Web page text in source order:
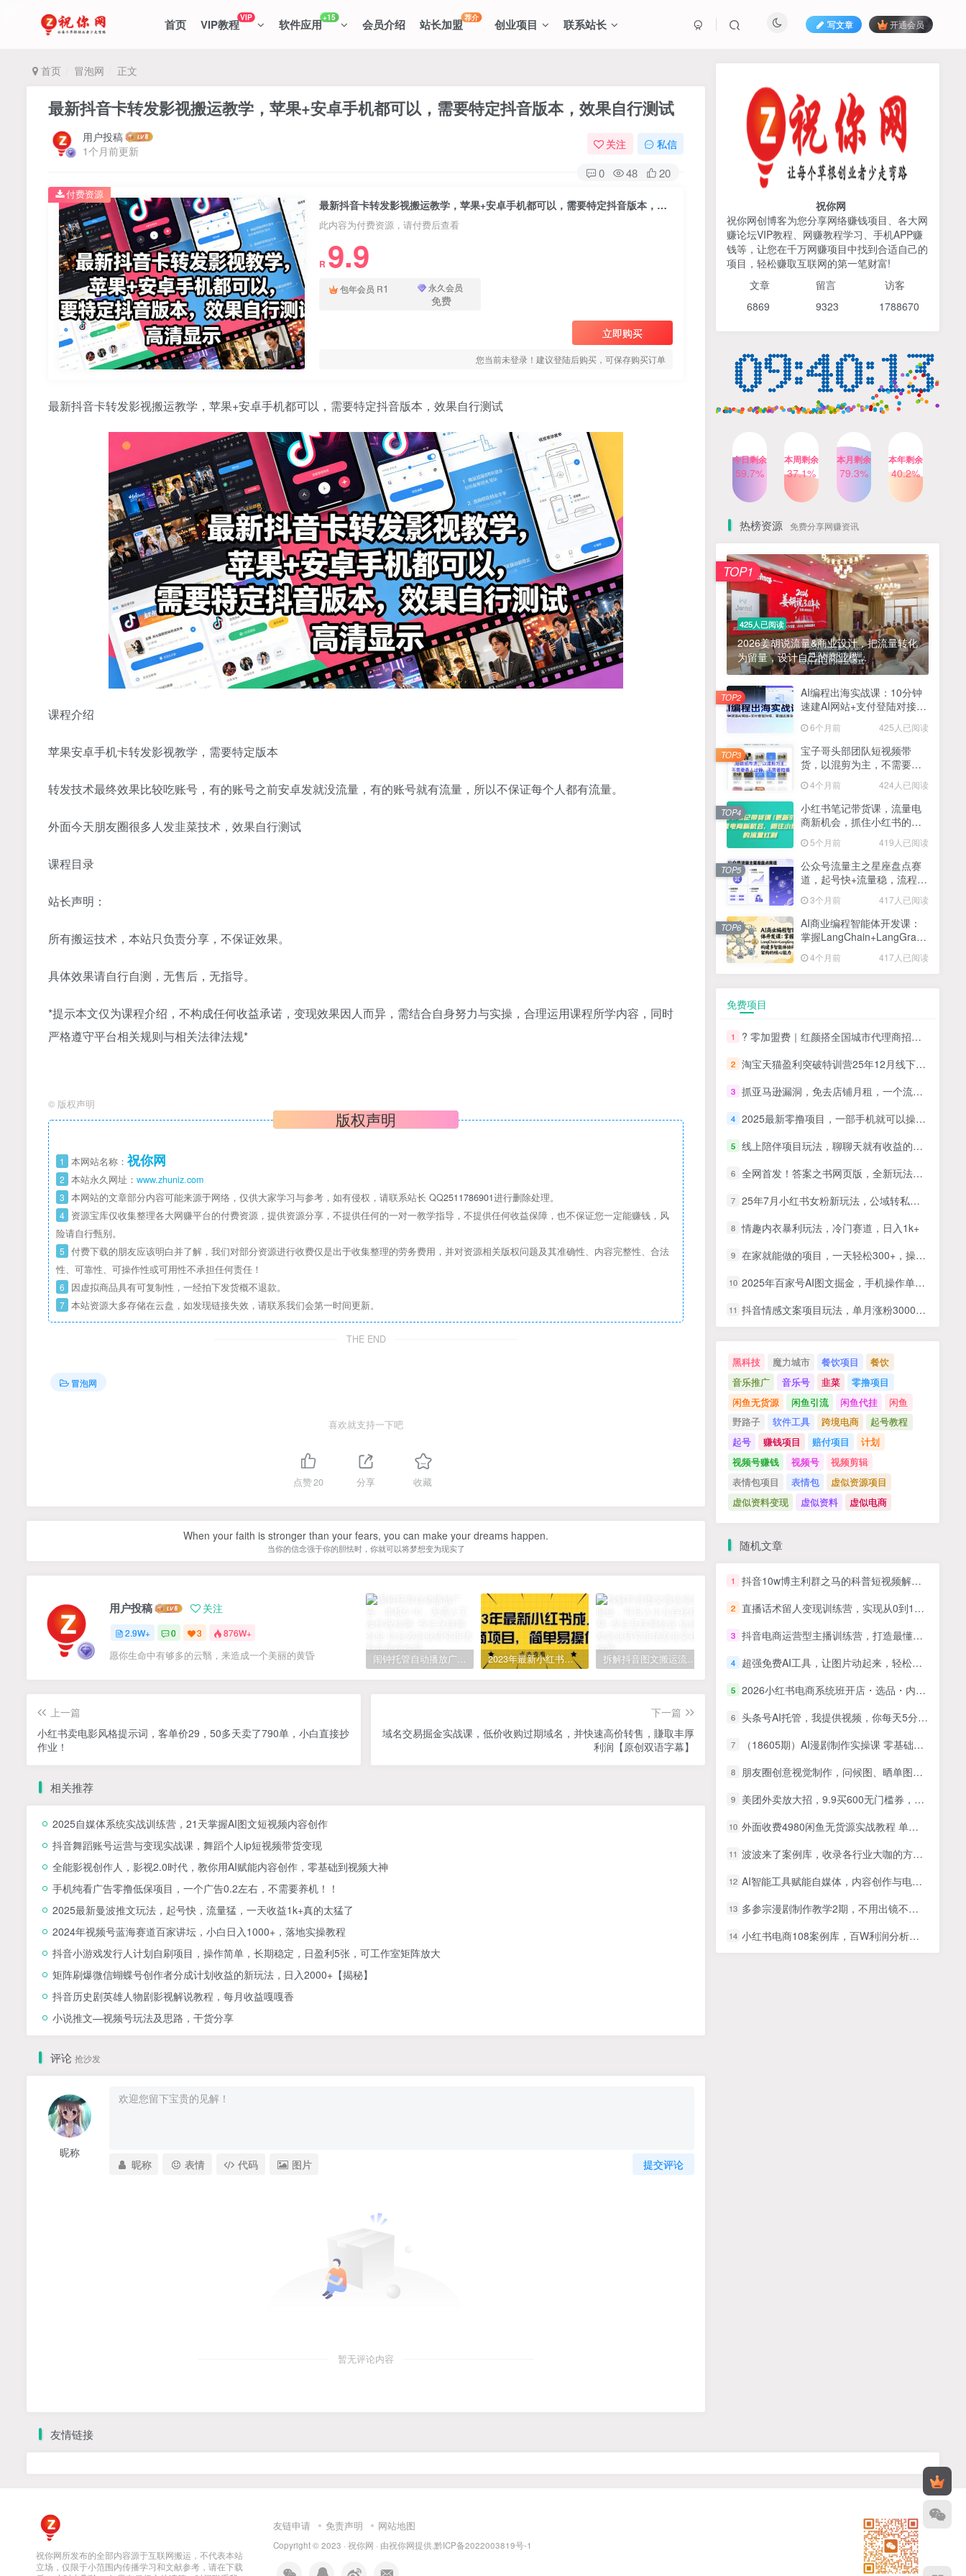
首页 VIP教程VIP 软件应用+15 会员介绍 站长加盟荐介 创业项目 联系站长 写文章 开通会员
首页 冒泡网 正文
最新抖音卡转发影视搬运教学，苹果+安卓手机都可以，需要特定抖音版本，效果自行测试
用户投稿
1个月前更新
关注 私信
0 48 20
最新抖音卡转发影视搬运教学，苹果+安卓手机都可以，需要特定抖音版本，效果自行测试
此内容为付费资源，请付费后查看
R 9.9
包年会员 R1 永久会员
免费
立即购买
您当前未登录！建议登陆后购买，可保存购买订单
付费资源
最新抖音卡转发影视搬运教学，苹果+安卓手机都可以，需要特定抖音版本，效果自行测试
课程介绍
苹果安卓手机卡转发影视教学，需要特定版本
转发技术最终效果比较吃账号，有的账号之前安卓发就没流量，有的账号就有流量，所以不保证每个人都有流量。
外面今天朋友圈很多人发韭菜技术，效果自行测试
课程目录
站长声明：
所有搬运技术，本站只负责分享，不保证效果。
具体效果请自行自测，无售后，无指导。
*提示本文仅为课程介绍，不构成任何收益承诺，变现效果因人而异，需结合自身努力与实操，合理运用课程所学内容，同时
严格遵守平台相关规则与相关法律法规*
© 版权声明
版权声明
1 本网站名称： 祝你网
2 本站永久网址： www.zhuniz.com
3 本网站的文章部分内容可能来源于网络，仅供大家学习与参考，如有侵权，请联系站长 QQ2511786901进行删除处理。
4 资源宝库仅收集整理各大网赚平台的付费资源，提供资源分享，不提供任何的一对一教学指导，不提供任何收益保障，也不保证您一定能赚钱，风
险请自行甄别。
5 付费下载的朋友应该明白并了解，我们对部分资源进行收费仅是出于收集整理的劳务费用，并对资源相关版权问题及其准确性、内容完整性、合法
性、可靠性、可操作性或可用性不承担任何责任！
6 因虚拟商品具有可复制性，一经拍下发货概不退款。
7 本站资源大多存储在云盘，如发现链接失效，请联系我们会第一时间更新。
THE END
冒泡网
喜欢就支持一下吧
点赞20 分享 收藏
When your faith is stronger than your fears, you can make your dreams happen.
当你的信念强于你的胆怯时，你就可以将梦想变为现实了
用户投稿 关注
2.9W+ 0 3 876W+
愿你生命中有够多的云翳，来造成一个美丽的黄昏 闹钟托管自动播放广告，单机5-10，无需人工操作 2023年最新小红书成人电商项目，简单易操作【详细教程】 拆解抖音图文搬运流量掘金，可日入小几百 快手星火计划项目玩法，零门槛，单视频收益5000+，保姆级教程
上一篇
小红书卖电影风格提示词，客单价29，50多天卖了790单，小白直接抄
作业！
下一篇
域名交易掘金实战课，低价收购过期域名，并快速高价转售，賺取丰厚
利润【原创双语字幕】
相关推荐
2025自媒体系统实战训练营，21天掌握AI图文短视频内容创作
抖音舞蹈账号运营与变现实战课，舞蹈个人ip短视频带货变现
全能影视创作人，影视2.0时代，教你用AI赋能内容创作，​零基础到视频大神
手机纯看广告零撸低保项目，一个广告0.2左右，不需要养机！！
2025最新曼波推文玩法，起号快，流量猛，一天收益1k+真的太猛了
2024年视频号蓝海赛道百家讲坛，小白日入1000+，落地实操教程
抖音小游戏发行人计划自刷项目，操作简单，长期稳定，日盈利5张，可工作室矩阵放大
矩阵刷爆微信蝴蝶号创作者分成计划收益的新玩法，日入2000+【揭秘】
抖音历史剧英雄人物剧影视解说教程，每月收益嘎嘎香
小说推文—视频号玩法及思路，干货分享
评论 抢沙发
昵称
提交评论
昵称 表情 代码 图片
暂无评论内容
425人已阅读
2026姜胡说流量&商业设计，把流量转化
为留量，设计自己的商业模...
TOP1
AI编程出海实战课：10分钟
速建AI网站+支付登陆对接，
掌握出海全流程
6个月前 425人已阅读
TOP2
货，以混剪为主，不需要真
小红书笔记带货课，流量电
商新机会，抓住小红书的流
量红利(更新26年2月)
5个月前 419人已阅读
TOP4
公众号流量主之星座盘点赛
3个月前
TOP5
AI商业编程智能体开发课：
掌握LangChain+LangGraph
构建多智能体协同架构的核
4个月前 417人已阅读
TOP6
1 ? 零加盟费｜红颜搭全国城市代理商招募正式启动！
淘宝天猫盈利突破特训营25年12月线下课，系统性的深度剖析电商企业经营之道，打造电商标准化运营体系
3 抓亚马逊漏洞，免去店铺月租，一个流量大竞争小，让你有机会成大卖的赛道
2025最新零撸项目，一部手机就可以操作，20秒一单，零投入纯薅羊毛，无门槛，一天200+【揭秘】
5 线上陪伴项目玩法，聊聊天就有收益的项目，一个月收益5000+
6 全网首发！答案之书网页版，全新玩法，搭配文档和网页，日入1k+零门槛小白首选副业
7 25年7月小红书女粉新玩法，公域转私域变现，日轻松变现2张+，5分钟简单复制好上手
8 情趣内衣暴利玩法，冷门赛道，日入1k+
9 在家就能做的项目，一天轻松300+，操作简单上手快
10 2025年百家号AI图文掘金，手机操作单号月入4-5位数，低门槛【附指令+工具】
抖音情感文案项目玩法，单月涨粉3000+，新手小白也能做
祝你网
祝你网创博客为您分享网络赚钱项目、各大网
赚论坛VIP教程、网赚教程学习、手机APP赚
钱等，让您在千万网赚项目中找到合适自己的
项目，轻松赚取互联网的第一笔财富!
文章 留言 访客
6869 9323 1788670
今日剩余
59.7%
本周剩余
37.1%
本月剩余
79.3%
本年剩余
40.2%
热榜资源 免费分享网赚资讯
425人已阅读
2026姜胡说流量&商业设计，把流量转化
为留量，设计自己的商业模...
TOP1
AI编程出海实战课：10分钟
速建AI网站+支付登陆对接，
6个月前 425人已阅读
TOP2
宝子哥头部团队短视频带
货，以混剪为主，不需要真
26年3月】
4个月前 424人已阅读
TOP3
小红书笔记带货课，流量电
商新机会，抓住小红书的流
5个月前 419人已阅读
TOP4
公众号流量主之星座盘点赛
道，起号快+流量稳，流程简
3个月前 417人已阅读
TOP5
AI商业编程智能体开发课：
掌握LangChain+LangGraph
心能力
4个月前 417人已阅读
TOP6
免费项目
1 ? 零加盟费｜红颜搭全国城市代理商招募正式启动！
2 淘宝天猫盈利突破特训营25年12月线下课，系统性的深度剖析电商企业经营之道，打造电商标准化运营体系
3 抓亚马逊漏洞，免去店铺月租，一个流量大竞争小，让你有机会成大卖的赛道
4 2025最新零撸项目，一部手机就可以操作，20秒一单，零投入纯薅羊毛，无门槛，一天200+【揭秘】
5 线上陪伴项目玩法，聊聊天就有收益的项目，一个月收益5000+
6 全网首发！答案之书网页版，全新玩法，搭配文档和网页，日入1k+零门槛小白首选副业
7 25年7月小红书女粉新玩法，公域转私域变现，日轻松变现2张+，5分钟简单复制好上手
8 情趣内衣暴利玩法，冷门赛道，日入1k+
9 在家就能做的项目，一天轻松300+，操作简单上手快
10 2025年百家号AI图文掘金，手机操作单号月入4-5位数，低门槛【附指令+工具】
11 抖音情感文案项目玩法，单月涨粉3000+，新手小白也能做
黑科技 魔力城市 餐饮项目
餐饮
音乐推广
音乐号 韭菜
零撸项目
闲鱼无货源
闲鱼引流 闲鱼代挂
闲鱼
野路子
软件工具 跨境电商
起号教程
起号
赚钱项目 赔付项目
计划
视频号赚钱
视频号
视频剪辑
表情包项目
表情包
虚似资源项目
虚似资料变现
虚似资料 虚似电商
随机文章
1 抖音10w博主利群之马的科普短视频解说，手把手教你解锁伙伴计划+精选独家收益，从素材到成片全流程
2 直播话术留人变现训练营，实现从0到1的全流程开播部署，助你在知识付费3.0时代打造高转化IP，引爆直播间业绩
3 抖音电商运营型主播训练营，打造最懂流量的超级主播
4 超强免费AI工具，让图片动起来，轻松过原创，批量生成无脑上传，实现睡后1k+
5 2026小红书电商系统班开店・选品・内容・工具全链路，零基础从0到1实操课，系统学习少走弯路
6 头条号AI托管，我提供视频，你每天5分钟发布，日入5张，可批量操作
7 （18605期）AI漫剧制作实操课 零基础学软件配置工具用法 分镜生成到剪辑成片全流程教学
8 朋友圈创意视觉制作，问候图、晒单图、拼图、小视频及头像封面制作等
9 美团外卖放大招，9.9买600无门槛券，可以薅羊毛自用，可以推广挣佣金
10 外面收费4980闲鱼无货源实战教程 单号4000+
11 波波来了案例库，收录各行业大咖的方法论，各行业大咖方法论揭秘（更新2026年3月）
12 AI智能工具赋能自媒体，内容创作与电商运营，全链路实战教学
13 多参宗漫剧制作教学2期，不用出镜不用写脚本，AI漫剧正让普通人月入5位数（更新）
14 小红书电商108案例库，百W利润分析，带一部分人先冲进小红书【文档】
友情链接
祝你网所发布的全部内容源于互联网搬运，不代表本站
立场，仅限于小范围内传播学习和文献参考，请在下载
友链申请 免责声明 网站地图
Copyright © 2023 · 祝你网 · 由祝你网提供.黔ICP备2022003819号-1